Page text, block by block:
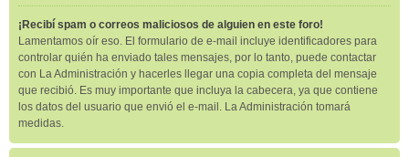
¡Recibí spam o correos maliciosos de alguien en este foro!
Lamentamos oír eso. El formulario de e-mail incluye identificadores para
controlar quién ha enviado tales mensajes, por lo tanto, puede contactar
con La Administración y hacerles llegar una copia completa del mensaje
que recibió. Es muy importante que incluya la cabecera, ya que contiene
los datos del usuario que envió el e-mail. La Administración tomará
medidas.